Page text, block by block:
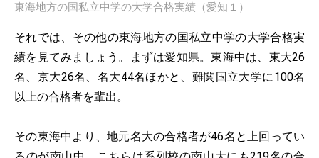
東海地方の国私立中学の大学合格実績（愛知１）
それでは、その他の東海地方の国私立中学の大学合格実
績を見てみましょう。まずは愛知県。東海中は、東大26
名、京大26名、名大44名ほかと、難関国立大学に100名
以上の合格者を輩出。
その東海中より、地元名大の合格者が46名と上回ってい